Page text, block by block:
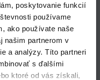
poskytovanie funkcií
používame
ako používate naše
našim partnerom v
a analýzy. Títo partneri
s ďalšími
ktoré od vás získali,
funguje?
otázky